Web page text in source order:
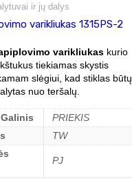
ir jų dalys
varikliukas 1315PS-2
varikliukas kurio
tiekiamas skystis
slėgiui, kad stiklas būtų
nuo teršalų.
PRIEKIS
TW
PJ